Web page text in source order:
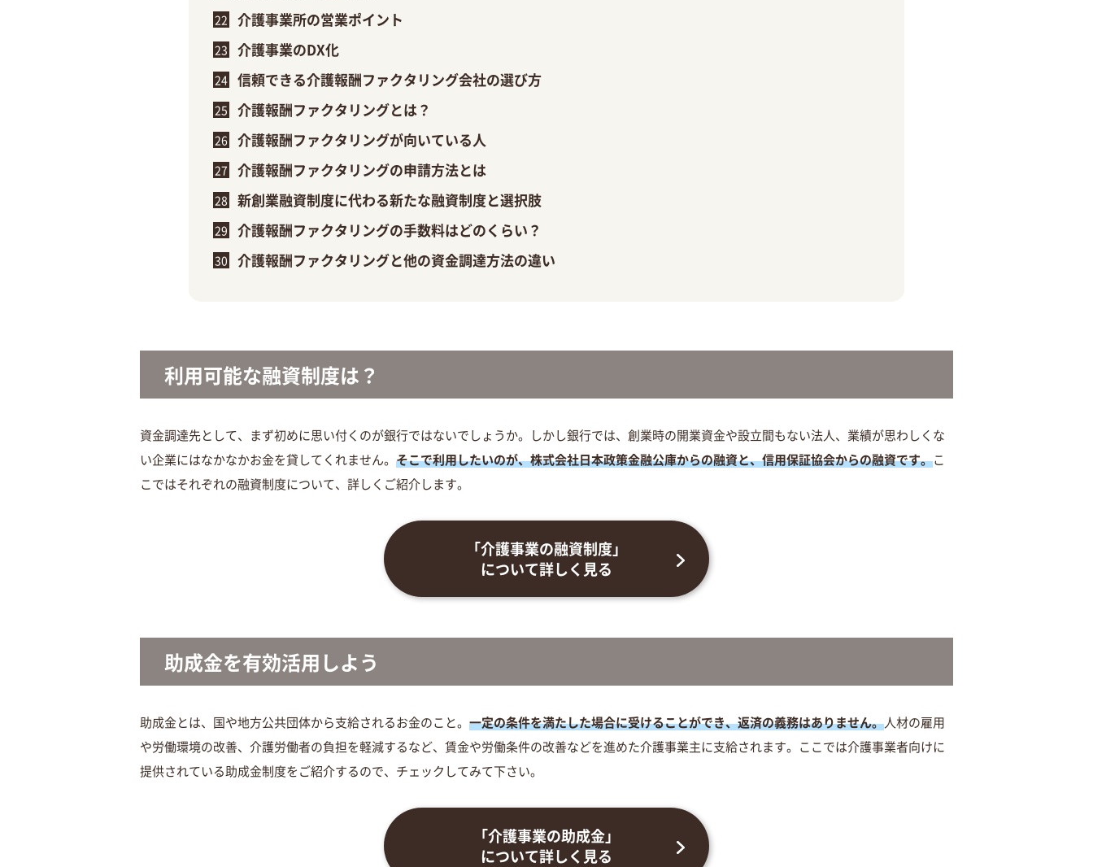
介護事業所の営業ポイント
介護事業のDX化
信頼できる介護報酬ファクタリング会社の選び方
介護報酬ファクタリングとは？
介護報酬ファクタリングが向いている人
介護報酬ファクタリングの申請方法とは
新創業融資制度に代わる新たな融資制度と選択肢
介護報酬ファクタリングの手数料はどのくらい？
介護報酬ファクタリングと他の資金調達方法の違い
利用可能な融資制度は？
資金調達先として、まず初めに思い付くのが銀行ではないでしょうか。しかし銀行では、創業時の開業資金や設立間もない法人、業績が思わしくな
い企業にはなかなかお金を貸してくれません。 そこで利用したいのが、株式会社日本政策金融公庫からの融資と、信用保証協会からの融資です。こ
こではそれぞれの融資制度について、詳しくご紹介します。
「介護事業の融資制度」
について詳しく見る
助成金を有効活用しよう
助成金とは、国や地方公共団体から支給されるお金のこと。 一定の条件を満たした場合に受けることができ、返済の義務はありません。人材の雇用
や労働環境の改善、介護労働者の負担を軽減するなど、賃金や労働条件の改善などを進めた介護事業主に支給されます。ここでは介護事業者向けに
提供されている助成金制度をご紹介するので、チェックしてみて下さい。
「介護事業の助成金」
について詳しく見る